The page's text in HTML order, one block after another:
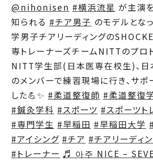
@nihonisen #横浜流星 が主演
知られる #チア男子 のモデルとな
学男子チアリーディングの
専トレーナーズチームNITTのプロ
NITT学生部(日本医専在校生)、日
のメンバーで練習現場に行き、サポ
した💪✨ #柔道整復師 #柔道整復
#鍼灸学科 #スポーツ #スポーツト
#専門学生 #早稲田 #早稲田大学
#アイシング #チア #チアリーディ
#トレーナー ♬ 아주 NICE –